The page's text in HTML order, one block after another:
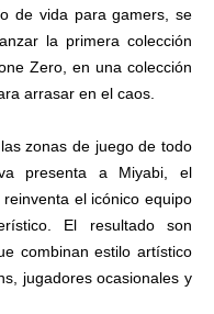
de vida para gamers, se
la primera colección
Zero, en una colección
arrasar en el caos.
zonas de juego de todo
presenta a Miyabi, el
el icónico equipo
El resultado son
combinan estilo artístico
jugadores ocasionales y